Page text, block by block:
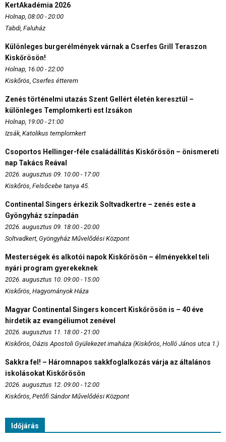
KertAkadémia 2026
Holnap, 08:00 - 20:00
Tabdi, Faluház
Különleges burgerélmények várnak a Cserfes Grill Teraszon
Kiskőrösön!
Holnap, 16:00 - 22:00
Kiskőrös, Cserfes étterem
Zenés történelmi utazás Szent Gellért életén keresztül –
különleges Templomkerti est Izsákon
Holnap, 19:00 - 21:00
Izsák, Katolikus templomkert
Csoportos Hellinger-féle családállítás Kiskőrösön – önismereti
nap Takács Reával
2026. augusztus 09. 10:00 - 17:00
Kiskőrös, Felsőcebe tanya 45.
Continental Singers érkezik Soltvadkertre – zenés este a
Gyöngyház színpadán
2026. augusztus 09. 18:00 - 20:00
Soltvadkert, Gyöngyház Művelődési Központ
Mesterségek és alkotói napok Kiskőrösön – élményekkel teli
nyári program gyerekeknek
2026. augusztus 10. 09:00 - 15:00
Kiskőrös, Hagyományok Háza
Magyar Continental Singers koncert Kiskőrösön is – 40 éve
hirdetik az evangéliumot zenével
2026. augusztus 11. 18:00 - 21:00
Kiskőrös, Oázis Apostoli Gyülekezet imaháza (Kiskőrös, Holló János utca 1.)
Sakkra fel! – Háromnapos sakkfoglalkozás várja az általános
iskolásokat Kiskőrösön
2026. augusztus 12. 09:00 - 12:00
Kiskőrös, Petőfi Sándor Művelődési Központ
Időjárás